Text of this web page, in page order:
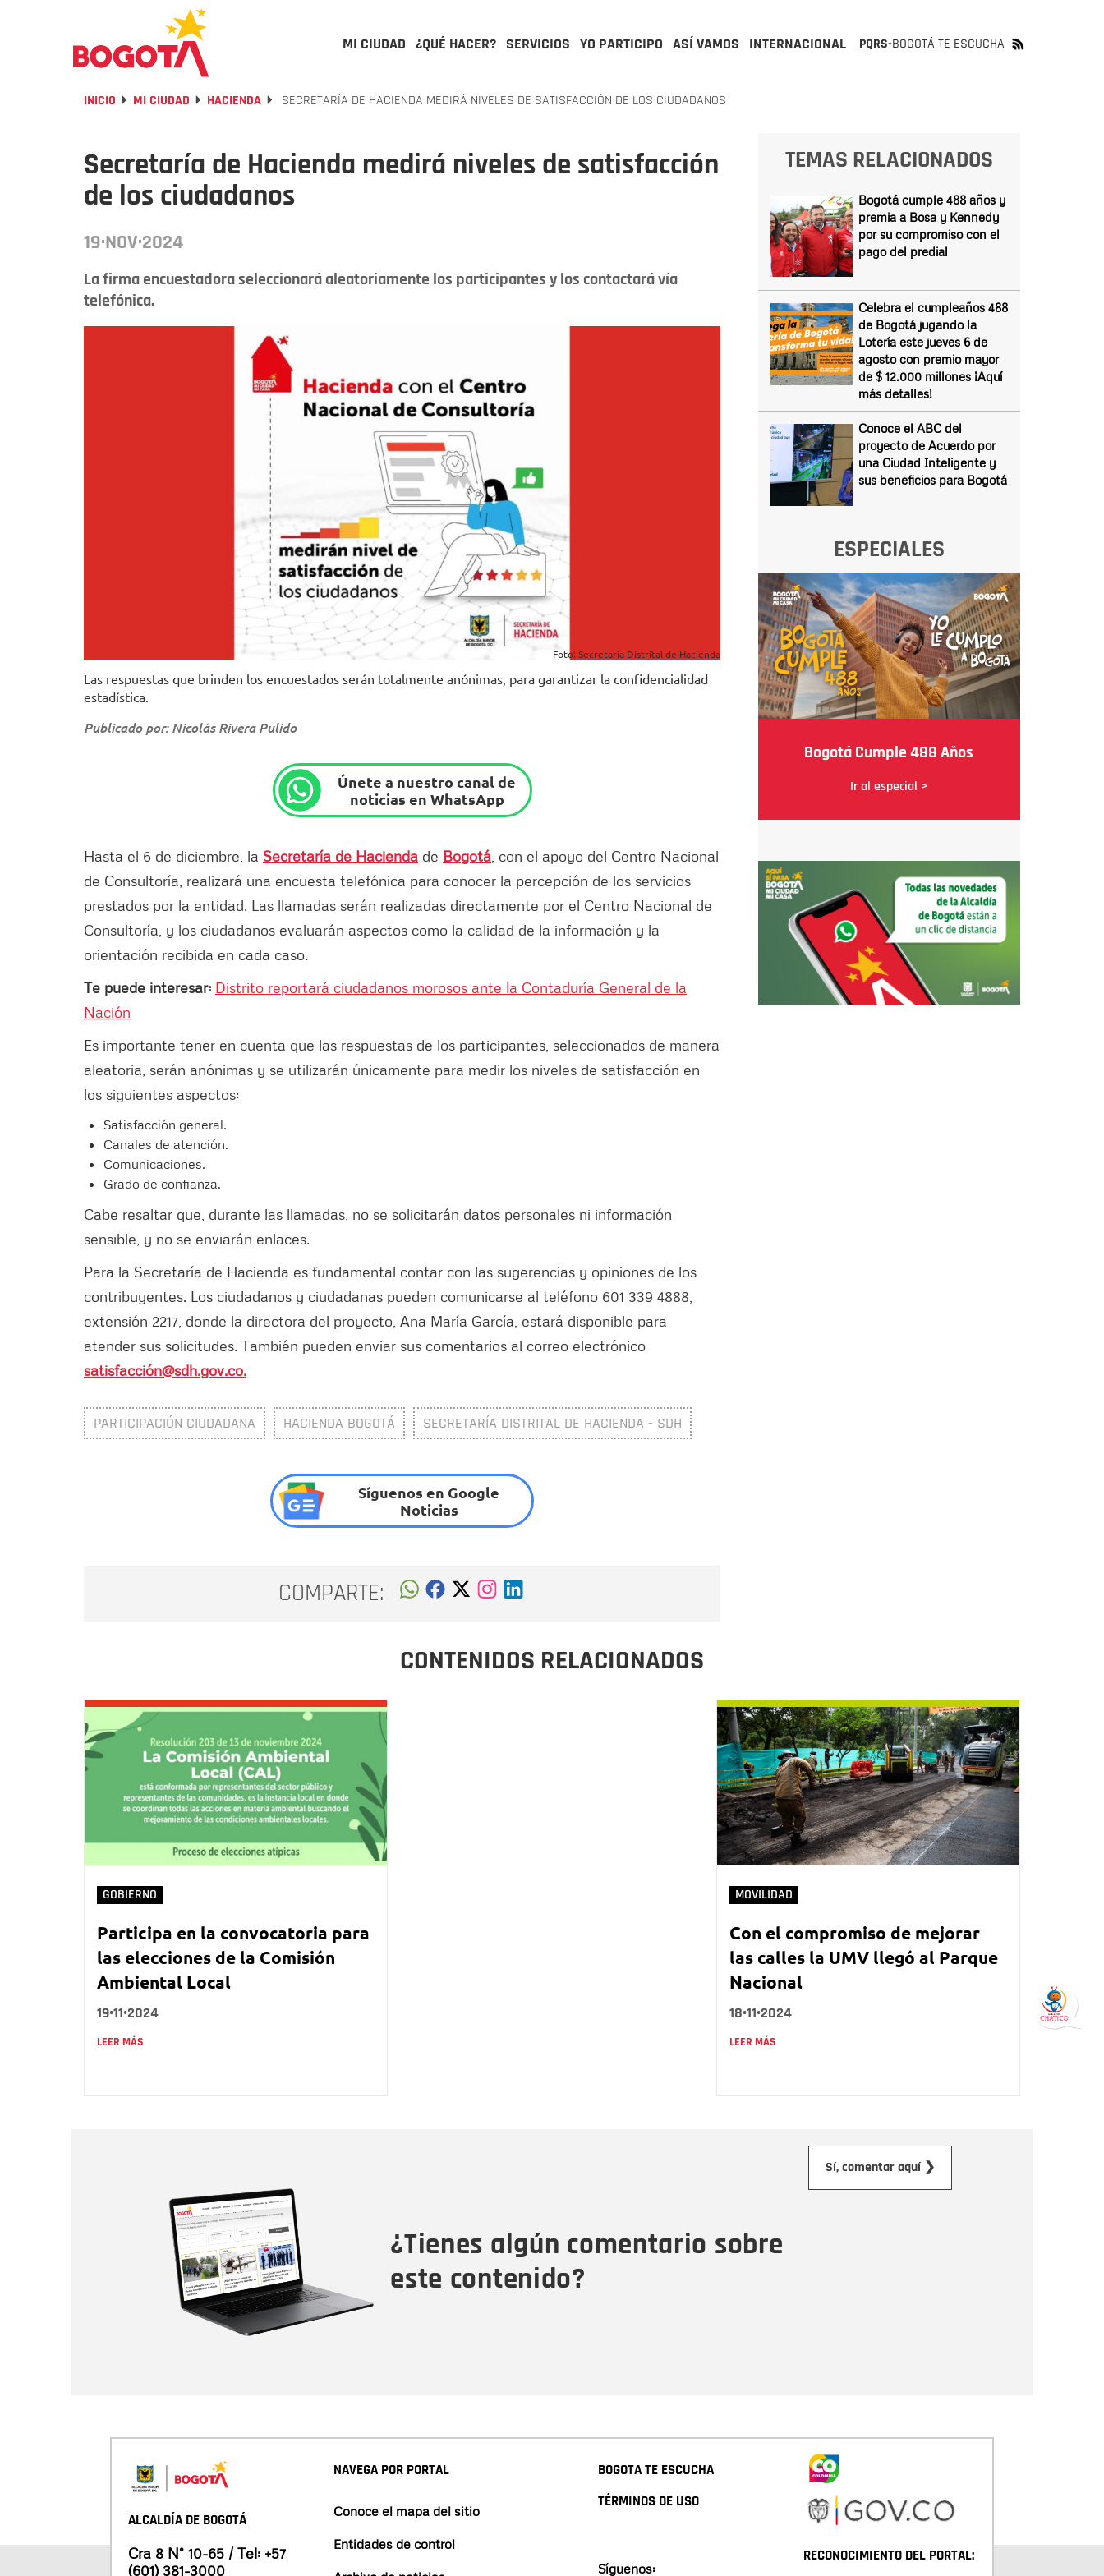
MI CIUDAD ¿QUÉ HACER? SERVICIOS YO PARTICIPO ASÍ VAMOS INTERNACIONAL PQRS-BOGOTÁ TE ESCUCHA
INICIO MI CIUDAD HACIENDA SECRETARÍA DE HACIENDA MEDIRÁ NIVELES DE SATISFACCIÓN DE LOS CIUDADANOS
Secretaría de Hacienda medirá niveles de satisfacción
de los ciudadanos
19·NOV·2024
La firma encuestadora seleccionará aleatoriamente los participantes y los contactará vía
telefónica.
Foto: Secretaría Distrital de Hacienda
Las respuestas que brinden los encuestados serán totalmente anónimas, para garantizar la confidencialidad
estadística.
Publicado por: Nicolás Rivera Pulido
Únete a nuestro canal de
noticias en WhatsApp
Hasta el 6 de diciembre, la Secretaría de Hacienda de Bogotá , con el apoyo del Centro Nacional
de Consultoría, realizará una encuesta telefónica para conocer la percepción de los servicios
prestados por la entidad. Las llamadas serán realizadas directamente por el Centro Nacional de
Consultoría, y los ciudadanos evaluarán aspectos como la calidad de la información y la
orientación recibida en cada caso.
Te puede interesar: Distrito reportará ciudadanos morosos ante la Contaduría General de la
Nación
Es importante tener en cuenta que las respuestas de los participantes, seleccionados de manera
aleatoria, serán anónimas y se utilizarán únicamente para medir los niveles de satisfacción en
los siguientes aspectos:
Satisfacción general.
Canales de atención.
Comunicaciones.
Grado de confianza.
Cabe resaltar que, durante las llamadas, no se solicitarán datos personales ni información
sensible, y no se enviarán enlaces.
Para la Secretaría de Hacienda es fundamental contar con las sugerencias y opiniones de los
contribuyentes. Los ciudadanos y ciudadanas pueden comunicarse al teléfono 601 339 4888,
extensión 2217, donde la directora del proyecto, Ana María García, estará disponible para
atender sus solicitudes. También pueden enviar sus comentarios al correo electrónico
satisfacción@sdh.gov.co.
PARTICIPACIÓN CIUDADANA HACIENDA BOGOTÁ SECRETARÍA DISTRITAL DE HACIENDA - SDH
Síguenos en Google
Noticias
COMPARTE:
TEMAS RELACIONADOS
Bogotá cumple 488 años y
premia a Bosa y Kennedy
por su compromiso con el
pago del predial
Celebra el cumpleaños 488
de Bogotá jugando la
Lotería este jueves 6 de
agosto con premio mayor
de $ 12.000 millones ¡Aquí
más detalles!
Conoce el ABC del
proyecto de Acuerdo por
una Ciudad Inteligente y
sus beneficios para Bogotá
ESPECIALES
Bogotá Cumple 488 Años
Ir al especial >
CONTENIDOS RELACIONADOS
GOBIERNO
Participa en la convocatoria para
las elecciones de la Comisión
Ambiental Local
19•11•2024
LEER MÁS
MOVILIDAD
Con el compromiso de mejorar
las calles la UMV llegó al Parque
Nacional
18•11•2024
LEER MÁS
¿Tienes algún comentario sobre
este contenido?
Sí, comentar aquí ❯
ALCALDÍA DE BOGOTÁ
Cra 8 N° 10-65 / Tel: +57
(601) 381-3000
NAVEGA POR PORTAL
Conoce el mapa del sitio
Entidades de control
BOGOTA TE ESCUCHA
TÉRMINOS DE USO
Síguenos:
RECONOCIMIENTO DEL PORTAL: